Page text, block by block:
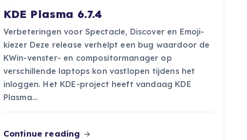
KDE Plasma 6.7.4
Verbeteringen voor Spectacle, Discover en Emoji-
kiezer Deze release verhelpt een bug waardoor de
KWin-venster- en compositormanager op
verschillende laptops kon vastlopen tijdens het
inloggen. Het KDE-project heeft vandaag KDE
Plasma…
Continue reading